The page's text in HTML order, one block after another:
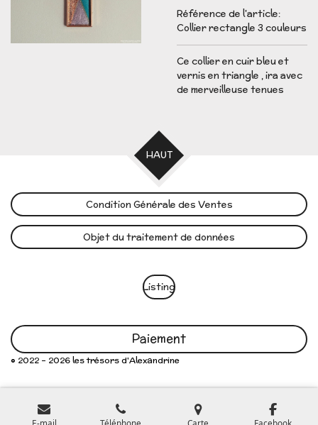
Référence de l'article:
Collier rectangle 3 couleurs
Ce collier en cuir bleu et
vernis en triangle , ira avec
de merveilleuse tenues
HAUT
Condition Générale des Ventes
Objet du traitement de données
Listing
Paiement
© 2022 - 2026 les trésors d'Alexandrine